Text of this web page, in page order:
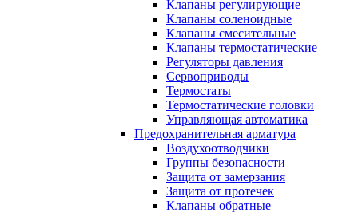
Клапаны регулирующие
Клапаны соленоидные
Клапаны смесительные
Клапаны термостатические
Регуляторы давления
Сервоприводы
Термостаты
Термостатические головки
Управляющая автоматика
Предохранительная арматура
Воздухоотводчики
Группы безопасности
Защита от замерзания
Защита от протечек
Клапаны обратные